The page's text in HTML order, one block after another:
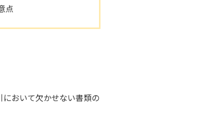
点
おいて欠かせない書類の